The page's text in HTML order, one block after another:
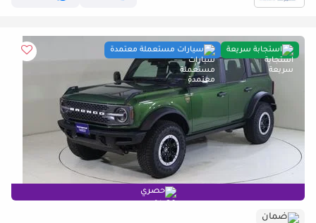
استجابة سريعة سيارات مستعملة معتمدة
حصري
ضمان